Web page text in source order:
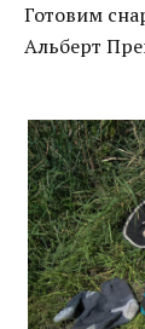
Готовим
Альберт